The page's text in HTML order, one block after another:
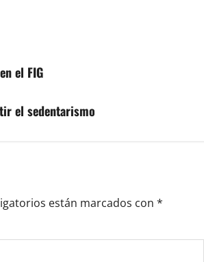
el FIG
el sedentarismo
están marcados con *